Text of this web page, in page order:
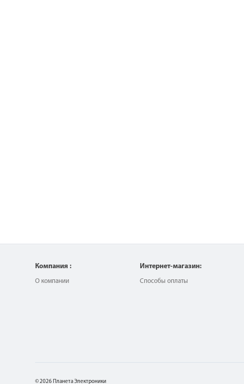
Компания :
О компании
Интернет-магазин:
Способы оплаты
© 2026 Планета Электроники